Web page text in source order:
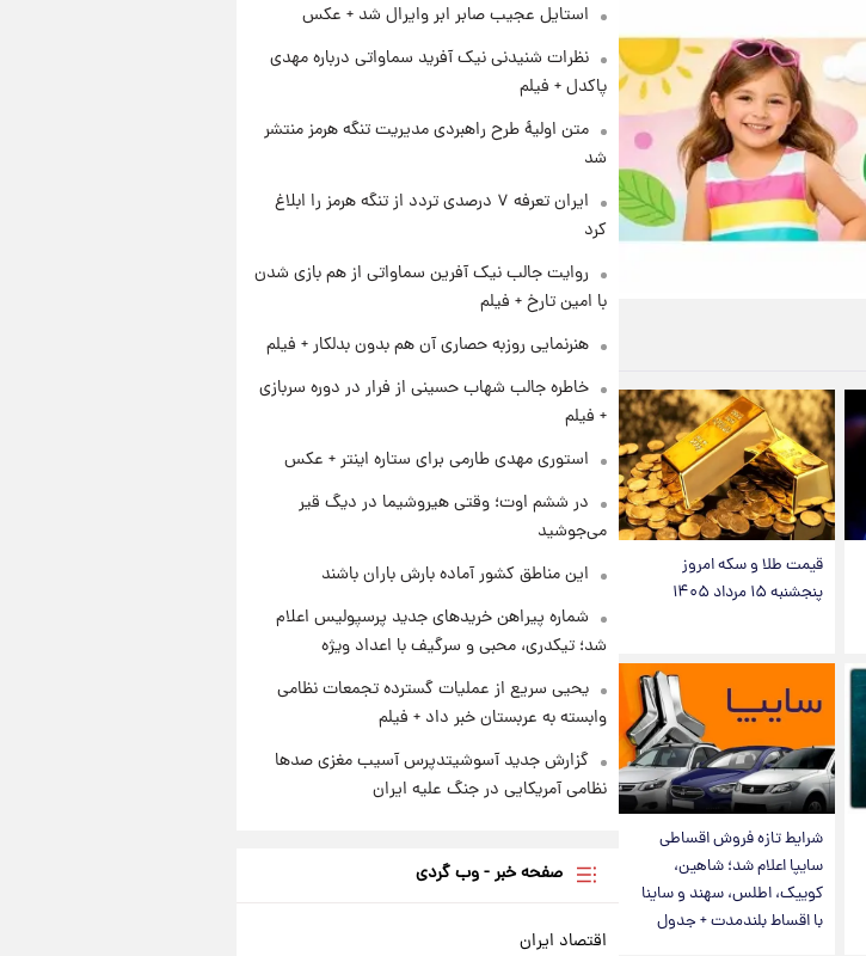
قیمت طلا و سکه امروز
پنجشنبه ۱۵ مرداد ۱۴۰۵
شرایط تازه فروش اقساطی
سایپا اعلام شد؛ شاهین،
کوییک، اطلس، سهند و ساینا
با اقساط بلندمدت + جدول
جدول
سیگنال‌های جدید برای بازار طلا؛
پیش‌بینی قیمت سکه و طلا فردا
استایل عجیب صابر ابر وایرال شد + عکس
نظرات شنیدنی نیک آفرید سماواتی درباره مهدی
پاکدل + فیلم
متن اولیۀ طرح راهبردی مدیریت تنگه هرمز منتشر
شد
ایران تعرفه ۷ درصدی تردد از تنگه هرمز را ابلاغ
کرد
روایت جالب نیک آفرین سماواتی از هم بازی شدن
با امین تارخ + فیلم
هنرنمایی روزبه حصاری آن هم بدون بدلکار + فیلم
خاطره جالب شهاب حسینی از فرار در دوره سربازی
+ فیلم
استوری مهدی طارمی برای ستاره اینتر + عکس
در ششم اوت؛ وقتی هیروشیما در دیگ قیر
می‌جوشید
این مناطق کشور آماده بارش باران باشند
شماره پیراهن خریدهای جدید پرسپولیس اعلام
شد؛ تیکدری، محبی و سرگیف با اعداد ویژه
یحیی سریع از عملیات گسترده تجمعات نظامی
وابسته به عربستان خبر داد + فیلم
گزارش جدید آسوشیتدپرس آسیب مغزی صدها
نظامی آمریکایی در جنگ علیه ایران
صفحه خبر - وب گردی
اقتصاد ایران